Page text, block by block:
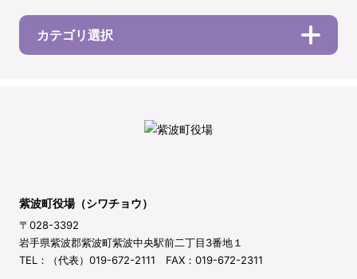
カテゴリ選択
紫波町役場（シワチョウ）
〒028-3392
岩手県紫波郡紫波町紫波中央駅前二丁目3番地１
TEL：（代表）019-672-2111 FAX：019-672-2311